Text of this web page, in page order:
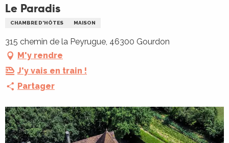
Le Paradis
CHAMBRE D'HÔTES MAISON
315 chemin de la Peyrugue, 46300 Gourdon
M'y rendre
J'y vais en train !
Partager